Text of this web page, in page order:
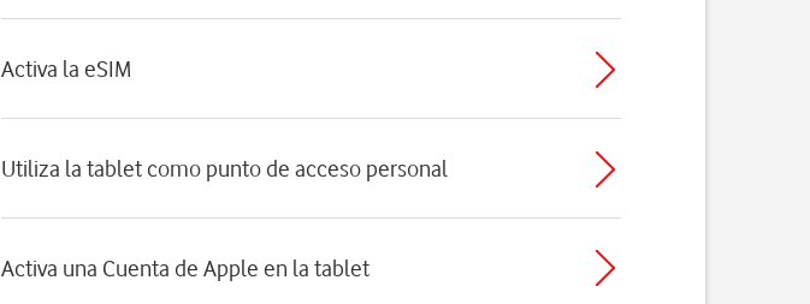
Activa la eSIM
Utiliza la tablet como punto de acceso personal
Activa una Cuenta de Apple en la tablet